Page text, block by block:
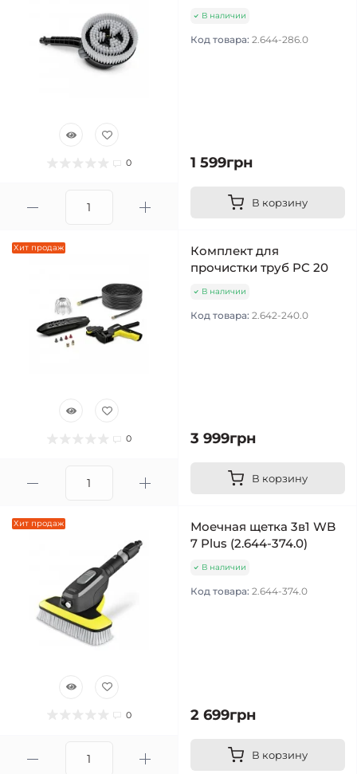
0
В наличии
Код товара: 2.644-286.0
1 599грн
В корзину
Хит продаж
0
Комплект для
прочистки труб PC 20
В наличии
Код товара: 2.642-240.0
3 999грн
В корзину
Хит продаж
0
Моечная щетка 3в1 WB
7 Plus (2.644-374.0)
В наличии
Код товара: 2.644-374.0
2 699грн
В корзину